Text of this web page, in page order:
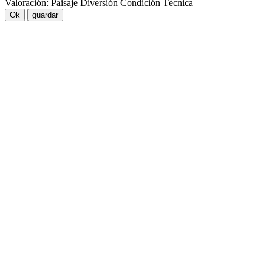
Valoración: Paisaje Diversión Condición Técnica
Ok guardar